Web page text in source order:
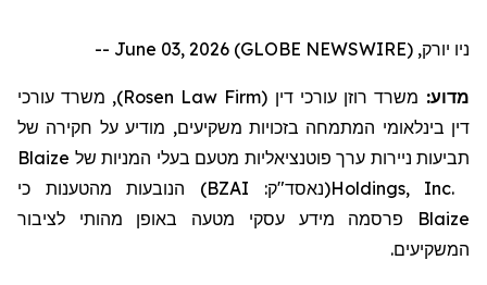
ניו יורק, June 03, 2026 (GLOBE NEWSWIRE) --
מדוע: משרד רוזן עורכי דין (Rosen Law Firm), משרד עורכי
דין בינלאומי המתמחה בזכויות משקיעים, מודיע על חקירה של
תביעות ניירות ערך פוטנציאליות מטעם בעלי המניות של Blaize
Holdings, Inc.(נאסד"ק: BZAI
) הנובעות מהטענות כי
Blaize פרסמה מידע עסקי מטעה באופן מהותי לציבור
המשקיעים.